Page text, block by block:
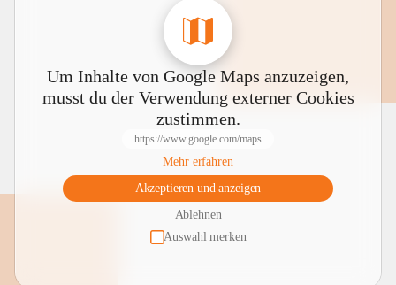
Um Inhalte von Google Maps anzuzeigen,
musst du der Verwendung externer Cookies
zustimmen.
https://www.google.com/maps
Mehr erfahren
Akzeptieren und anzeigen
Ablehnen
Auswahl merken